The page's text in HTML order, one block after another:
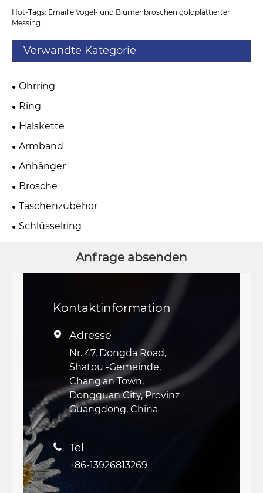
Hot-Tags: Emaille Vogel- und Blumenbroschen goldplattierter
Messing
Verwandte Kategorie
Ohrring
Ring
Halskette
Armband
Anhänger
Brosche
Taschenzubehör
Schlüsselring
Anfrage absenden
Kontaktinformation
 Adresse
Nr. 47, Dongda Road,
Shatou -Gemeinde,
Chang'an Town,
Dongguan City, Provinz
Guangdong, China
 Tel
+86-13926813269